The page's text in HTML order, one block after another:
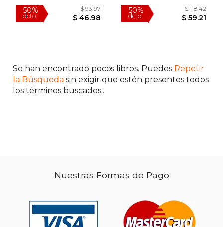
50%
dcto.
$ 93.97
$ 46.98
50%
dcto. $
Se han encontrado pocos libros. Puedes Repetir
la Búsqueda sin exigir que estén presentes todos
los términos buscados..
Nuestras Formas de Pago